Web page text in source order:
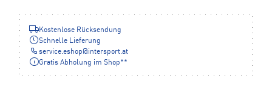
Kostenlose Rücksendung
Schnelle Lieferung
service.eshop@intersport.at
Gratis Abholung im Shop**